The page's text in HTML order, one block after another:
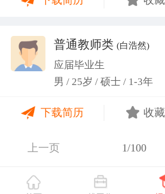
普通教师类 (白浩然)
应届毕业生
男 / 25岁 / 硕士 / 1-3年
下载简历 收藏
上一页 1/100